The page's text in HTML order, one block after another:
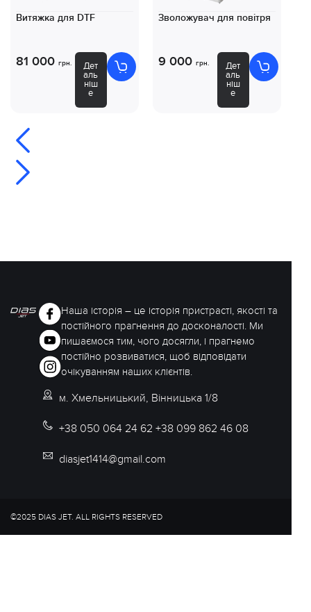
Витяжка для DTF
81 000 грн.
Дет
аль
ніш
е
Зволожувач для повітря
9 000 грн.
Дет
аль
ніш
е
Наша історія – це історія пристрасті, якості та
постійного прагнення до досконалості. Ми
пишаємося тим, чого досягли, і прагнемо
постійно розвиватися, щоб відповідати
очікуванням наших клієнтів.
м. Хмельницький, Вінницька 1/8
+38 050 064 24 62 +38 099 862 46 08
diasjet1414@gmail.com
©2025 DIAS JET. ALL RIGHTS RESERVED